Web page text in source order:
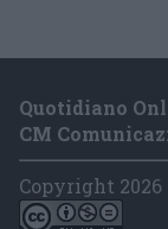
Quotidiano
CM
Copyright